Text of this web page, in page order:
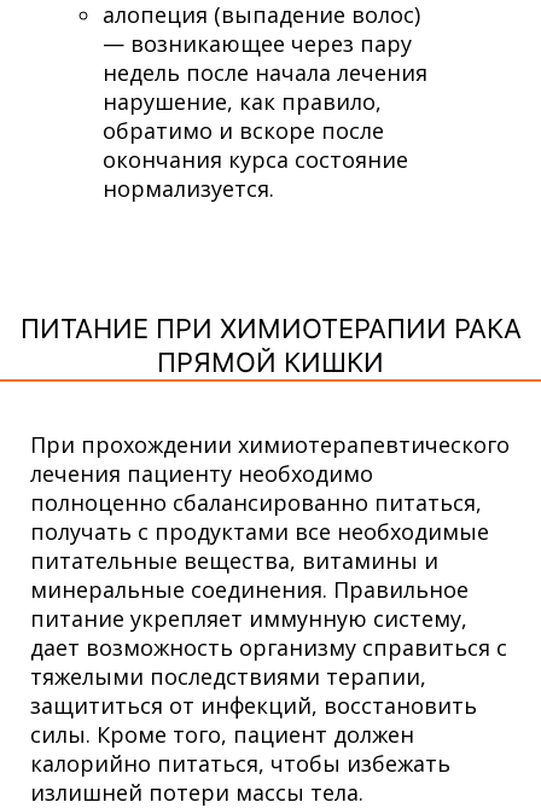
алопеция (выпадение волос)
— возникающее через пару
недель после начала лечения
нарушение, как правило,
обратимо и вскоре после
окончания курса состояние
нормализуется.
ПИТАНИЕ ПРИ ХИМИОТЕРАПИИ РАКА
ПРЯМОЙ КИШКИ
При прохождении химиотерапевтического
лечения пациенту необходимо
полноценно сбалансированно питаться,
получать с продуктами все необходимые
питательные вещества, витамины и
минеральные соединения. Правильное
питание укрепляет иммунную систему,
дает возможность организму справиться с
тяжелыми последствиями терапии,
защититься от инфекций, восстановить
силы. Кроме того, пациент должен
калорийно питаться, чтобы избежать
излишней потери массы тела.